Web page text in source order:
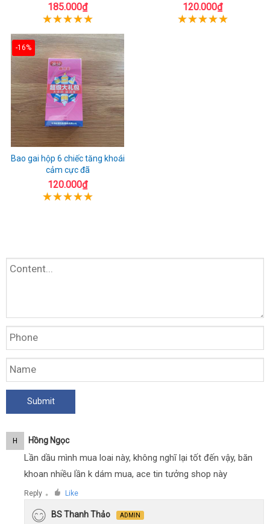
185.000₫ 120.000₫
-16%
Bao gai hộp 6 chiếc tăng khoái
cảm cực đã
120.000₫
H Hồng Ngọc
Lần dầu mình mua loai này, không nghĩ lại tốt đến vậy, băn
khoan nhiều lần k dám mua, ace tin tưởng shop này
Reply ● Like
BS Thanh Thảo ADMIN